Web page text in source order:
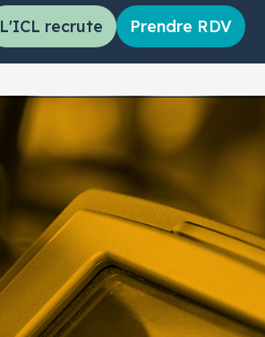
L'ICL recrute Prendre RDV